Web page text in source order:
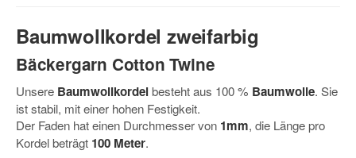
Baumwollkordel zweifarbig
Bäckergarn Cotton Twine
Unsere Baumwollkordelbesteht aus 100 % Baumwolle. Sie
ist stabil, mit einer hohen Festigkeit.
Der Faden hat einen Durchmesser von 1mm, die Länge pro
Kordel beträgt 100 Meter.